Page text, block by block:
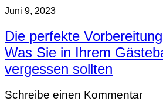
Juni 9, 2023
Die perfekte
Was Sie in Ihrem
vergessen sollten
Schreibe einen Kommentar